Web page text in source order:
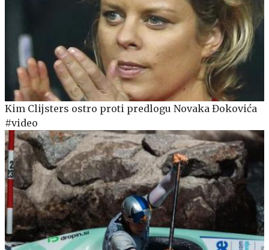
Kim Clijsters ostro proti predlogu Novaka Đokovića
#video